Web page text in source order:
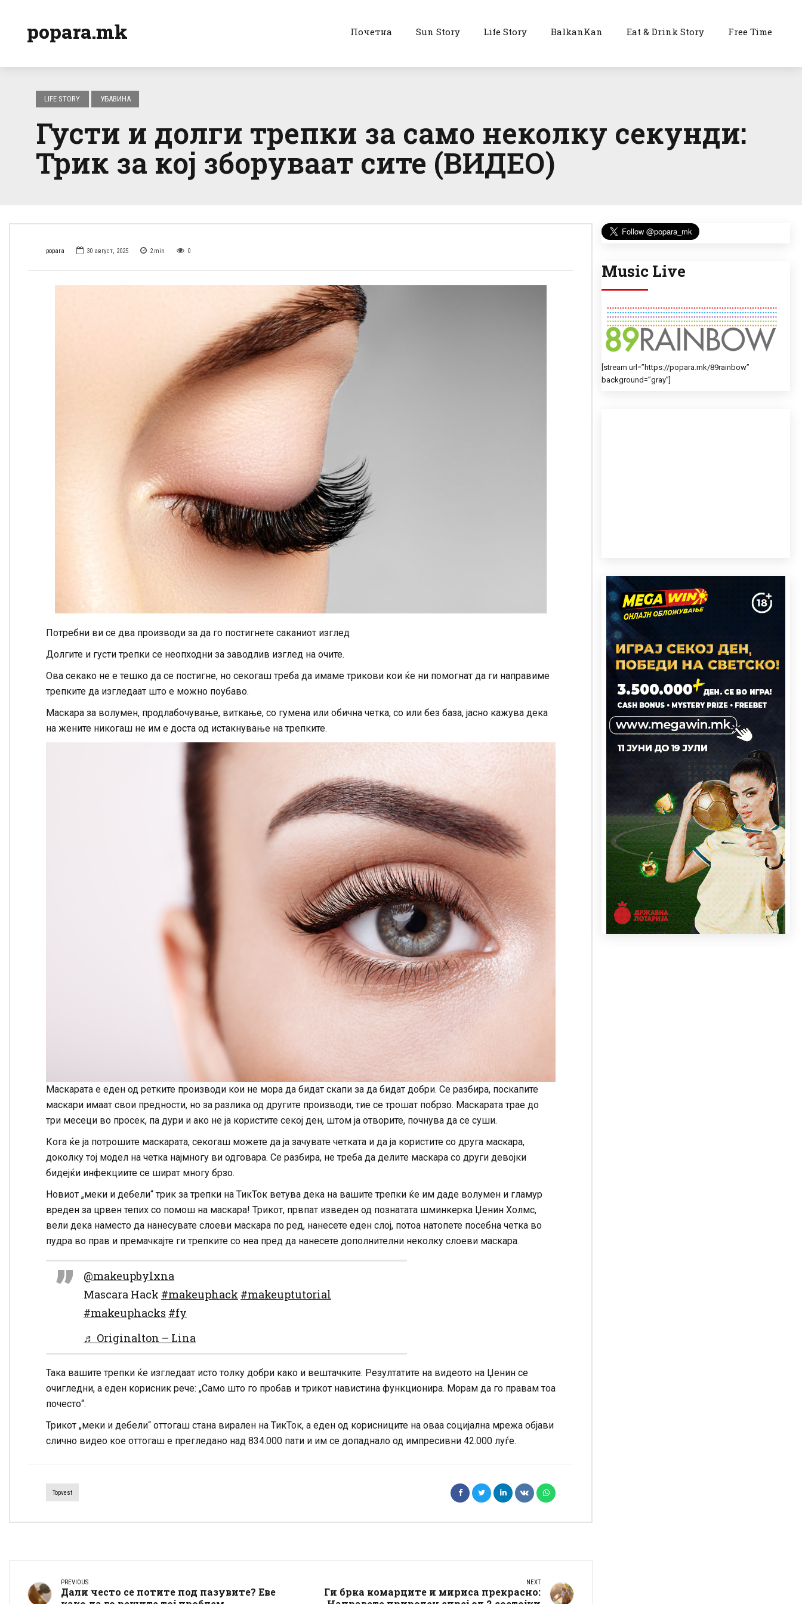
popara.mk Почетна Sun Story Life Story BalkanKan Eat & Drink Story Free Time
LIFE STORY УБАВИНА
Густи и долги трепки за само неколку секунди:
Трик за кој зборуваат сите (ВИДЕО)
popara 30 август, 2025 2 min 0
Потребни ви се два производи за да го постигнете саканиот изглед
Долгите и густи трепки се неопходни за заводлив изглед на очите.
Ова секако не е тешко да се постигне, но секогаш треба да имаме трикови кои ќе ни помогнат да ги направиме
трепките да изгледаат што е можно поубаво.
Маскара за волумен, продлабочување, виткање, со гумена или обична четка, со или без база, јасно кажува дека
на жените никогаш не им е доста од истакнување на трепките.
Маскарата е еден од ретките производи кои не мора да бидат скапи за да бидат добри. Се разбира, поскапите
маскари имаат свои предности, но за разлика од другите производи, тие се трошат побрзо. Маскарата трае до
три месеци во просек, па дури и ако не ја користите секој ден, штом ја отворите, почнува да се суши.
Кога ќе ја потрошите маскарата, секогаш можете да ја зачувате четката и да ја користите со друга маскара,
доколку тој модел на четка најмногу ви одговара. Се разбира, не треба да делите маскара со други девојки
бидејќи инфекциите се шират многу брзо.
Новиот „меки и дебели“ трик за трепки на ТикТок ветува дека на вашите трепки ќе им даде волумен и гламур
вреден за црвен тепих со помош на маскара! Трикот, првпат изведен од познатата шминкерка Џенин Холмс,
вели дека наместо да нанесувате слоеви маскара по ред, нанесете еден слој, потоа натопете посебна четка во
пудра во прав и премачкајте ги трепките со неа пред да нанесете дополнителни неколку слоеви маскара.
@makeupbylxna
Mascara Hack #makeuphack #makeuptutorial
#makeuphacks #fy
♬ Originalton – Lina
Така вашите трепки ќе изгледаат исто толку добри како и вештачките. Резултатите на видеото на Џенин се
очигледни, а еден корисник рече: „Само што го пробав и трикот навистина функционира. Морам да го правам тоа
почесто“.
Трикот „меки и дебели“ оттогаш стана вирален на ТикТок, а еден од корисниците на оваа социјална мрежа објави
слично видео кое оттогаш е прегледано над 834.000 пати и им се допаднало од импресивни 42.000 луѓе.
Topvest
PREVIOUS
Дали често се потите под пазувите? Еве
NEXT
Ги брка комарците и мириса прекрасно:
Music Live
[stream url=”https://popara.mk/89rainbow”
background=”gray”]